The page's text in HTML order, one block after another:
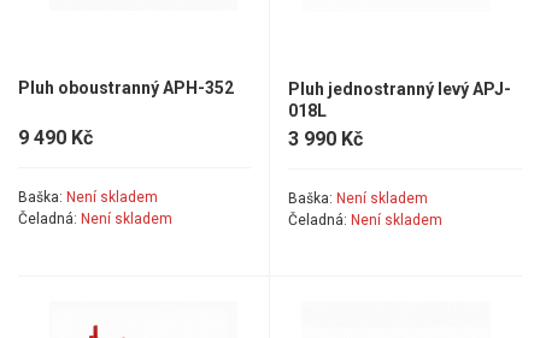
VARI DSK-317
VARI šrotovné a ekodotace
Pluh oboustranný APH-352
9 490 Kč
Baška: Není skladem
Čeladná: Není skladem
Pluh jednostranný levý APJ-
018L
3 990 Kč
Baška: Není skladem
Čeladná: Není skladem